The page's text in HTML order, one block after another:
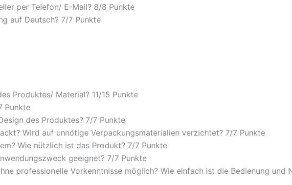
per Telefon/ E-Mail? 8/8 Punkte
auf Deutsch? 7/7 Punkte
Produktes/ Material? 11/15 Punkte
Punkte
des Produktes? 7/7 Punkte
Wird auf unnötige Verpackungsmaterialien verzichtet? 7/7 Punkte
Wie nützlich ist das Produkt? 7/7 Punkte
geeignet? 7/7 Punkte
professionelle Vorkenntnisse möglich? Wie einfach ist die Bedienung und